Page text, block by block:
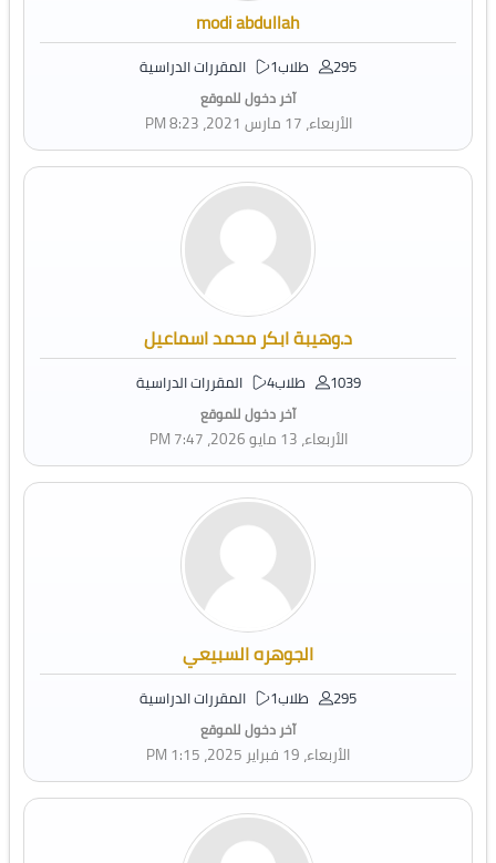
modi abdullah
295 طلاب 1 المقررات الدراسية
آخر دخول للموقع
الأربعاء، 17 مارس 2021، 8:23 PM
د.وهيبة ابكر محمد اسماعيل
1039 طلاب 4 المقررات الدراسية
آخر دخول للموقع
الأربعاء، 13 مايو 2026، 7:47 PM
الجوهره السبيعي
295 طلاب 1 المقررات الدراسية
آخر دخول للموقع
الأربعاء، 19 فبراير 2025، 1:15 PM